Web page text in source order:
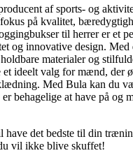
af sports- og
på kvalitet,
til herrer er et
og innovative design. Med
materialer og
ideelt valg for mænd, der
Med Bula kan du
behagelige at have på og
det bedste til din
vil ikke blive skuffet!